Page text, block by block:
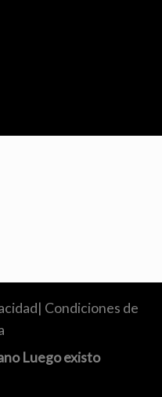
| Condiciones de
Luego existo